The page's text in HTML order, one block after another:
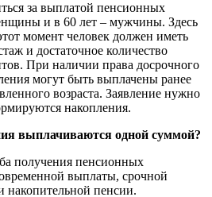
за выплатой пенсионных
и в 60 лет – мужчины. Здесь
момент человек должен иметь
и достаточное количество
При наличии права досрочного
могут быть выплачены ранее
возраста. Заявление нужно
накопления.
выплачиваются одной суммой?
получения пенсионных
выплаты, срочной
пенсии.